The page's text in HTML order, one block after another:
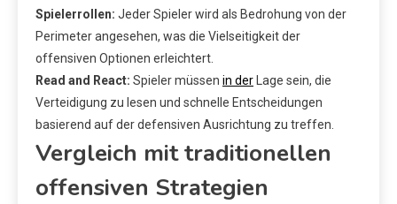
Spielerrollen: Jeder Spieler wird als Bedrohung von der
Perimeter angesehen, was die Vielseitigkeit der
offensiven Optionen erleichtert.
Read and React: Spieler müssen in der Lage sein, die
Verteidigung zu lesen und schnelle Entscheidungen
basierend auf der defensiven Ausrichtung zu treffen.
Vergleich mit traditionellen
offensiven Strategien